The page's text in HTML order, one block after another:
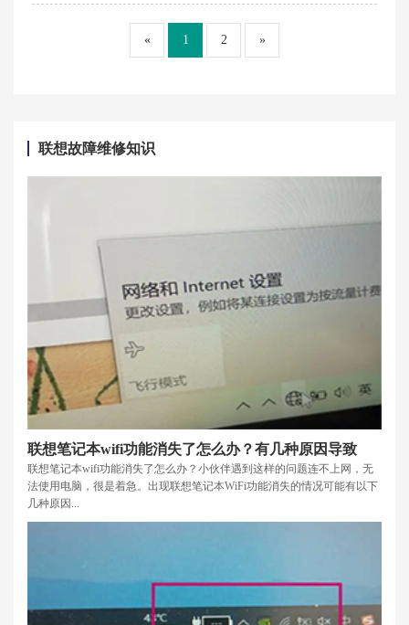
« 1 2 »
联想故障维修知识
联想笔记本wifi功能消失了怎么办？有几种原因导致
联想笔记本wifi功能消失了怎么办？小伙伴遇到这样的问题连不上网，无
法使用电脑，很是着急。出现联想笔记本WiFi功能消失的情况可能有以下
几种原因...